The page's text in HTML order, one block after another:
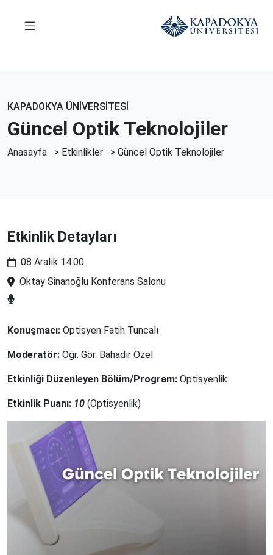
KAPADOKYA ÜNİVERSİTESİ
Güncel Optik Teknolojiler
Anasayfa > Etkinlikler > Güncel Optik Teknolojiler
Etkinlik Detayları
08 Aralık 14.00
Oktay Sinanoğlu Konferans Salonu
Konuşmacı: Optisyen Fatih Tuncalı
Moderatör: Öğr. Gör. Bahadır Özel
Etkinliği Düzenleyen Bölüm/Program: Optisyenlik
Etkinlik Puanı: 10 (Optisyenlik)